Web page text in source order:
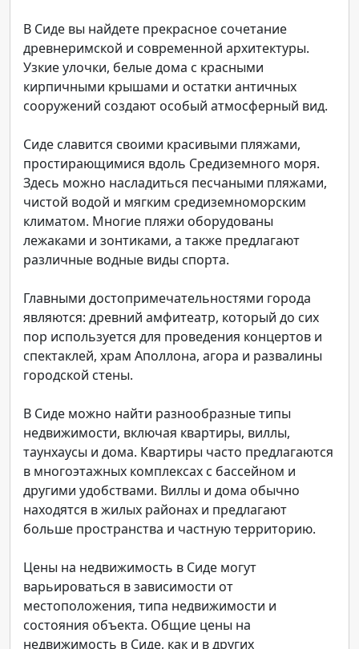
В Сиде вы найдете прекрасное сочетание
древнеримской и современной архитектуры.
Узкие улочки, белые дома с красными
кирпичными крышами и остатки античных
сооружений создают особый атмосферный вид.
Сиде славится своими красивыми пляжами,
простирающимися вдоль Средиземного моря.
Здесь можно насладиться песчаными пляжами,
чистой водой и мягким средиземноморским
климатом. Многие пляжи оборудованы
лежаками и зонтиками, а также предлагают
различные водные виды спорта.
Главными достопримечательностями города
являются: древний амфитеатр, который до сих
пор используется для проведения концертов и
спектаклей, храм Аполлона, агора и развалины
городской стены.
В Сиде можно найти разнообразные типы
недвижимости, включая квартиры, виллы,
таунхаусы и дома. Квартиры часто предлагаются
в многоэтажных комплексах с бассейном и
другими удобствами. Виллы и дома обычно
находятся в жилых районах и предлагают
больше пространства и частную территорию.
Цены на недвижимость в Сиде могут
варьироваться в зависимости от
местоположения, типа недвижимости и
состояния объекта. Общие цены на
недвижимость в Сиде, как и в других